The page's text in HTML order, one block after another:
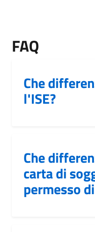
FAQ
Che
l'ISE?
Che
carta di
permesso